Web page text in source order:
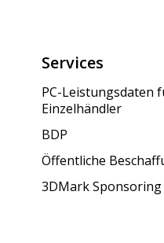
Services
PC-Leistungsdaten
Einzelhändler
BDP
Öffentliche
3DMark Sponsoring